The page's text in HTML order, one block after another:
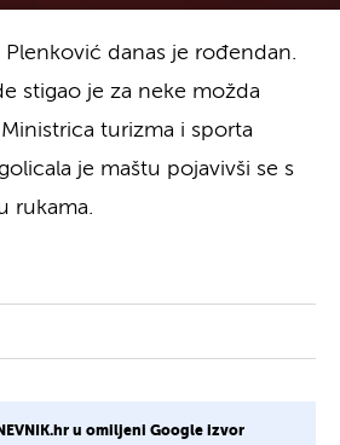
danas je rođendan.
stigao je za neke možda
turizma i sporta
je maštu pojavivši se s
rukama.
u omiljeni Google izvor